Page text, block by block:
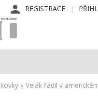
REGISTRACE
» Velák řádil v